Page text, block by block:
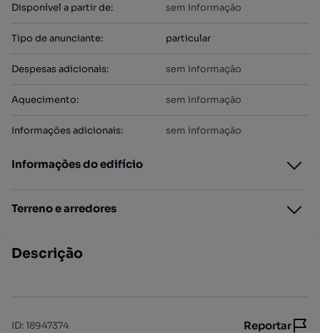
Disponível a partir de: sem informação
Tipo de anunciante: particular
Despesas adicionais: sem informação
Aquecimento: sem informação
Informações adicionais: sem informação
Informações do edifício
Terreno e arredores
Descrição
ID:18947374 Reportar